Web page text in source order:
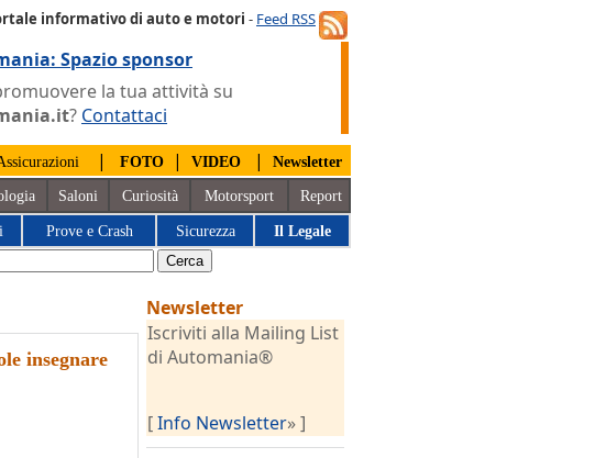
informativo di auto e motori - Feed RSS
Spazio sponsor
la tua attività su
? Contattaci
| FOTO | VIDEO | Newsletter
Saloni Curiosità Motorsport Report
Prove e Crash Sicurezza Il Legale
insegnare
Newsletter
Iscriviti alla Mailing List
di Automania®
[Info Newsletter» ]